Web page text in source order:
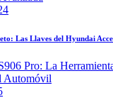
Las Llaves del Hyundai